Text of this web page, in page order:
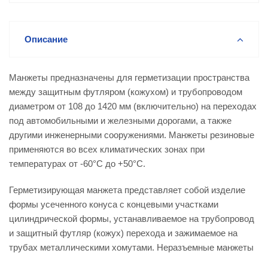
Описание
Манжеты предназначены для герметизации пространства
между защитным футляром (кожухом) и трубопроводом
диаметром от 108 до 1420 мм (включительно) на переходах
под автомобильными и железными дорогами, а также
другими инженерными сооружениями. Манжеты резиновые
применяются во всех климатических зонах при
температурах от -60°С до +50°С.
Герметизирующая манжета представляет собой изделие
формы усеченного конуса с концевыми участками
цилиндрической формы, устанавливаемое на трубопровод
и защитный футляр (кожух) перехода и зажимаемое на
трубах металлическими хомутами. Неразъемные манжеты